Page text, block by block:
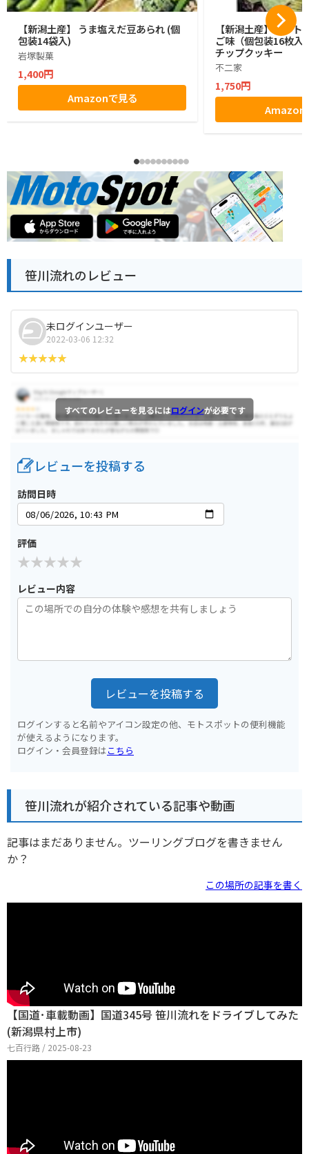
【新潟土産】 うま塩えだ豆あられ (個
包装14袋入)
岩塚製菓
1,400円
Amazonで見る
【新潟土産】カント
ご味（個包装16枚
チップクッキー
不二家
1,750円
Amazon
笹川流れのレビュー
未ログインユーザー
2022-03-06 12:32
すべてのレビューを見るにはログインが必要です
レビューを投稿する
訪問日時
評価
レビュー内容
レビューを投稿する
ログインすると名前やアイコン設定の他、モトスポットの便利機能
が使えるようになります。
ログイン・会員登録はこちら
笹川流れが紹介されている記事や動画
記事はまだありません。ツーリングブログを書きません
か？
この場所の記事を書く
【国道･車載動画】国道345号 笹川流れをドライブしてみた
(新潟県村上市)
七百行路 / 2025-08-23